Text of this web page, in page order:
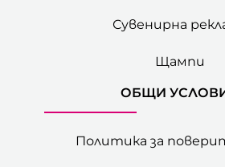
Сувенирна
Щампи
ОБЩИ
Политика за